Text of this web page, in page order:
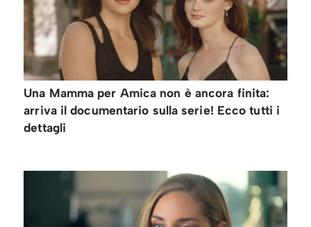
Una Mamma per Amica non è ancora finita:
arriva il documentario sulla serie! Ecco tutti i
dettagli